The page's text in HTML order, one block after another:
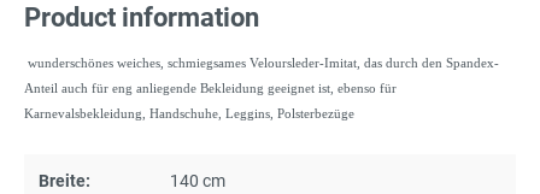
Product information
wunderschönes weiches, schmiegsames Veloursleder-Imitat, das durch den Spandex-
Anteil auch für eng anliegende Bekleidung geeignet ist, ebenso für
Karnevalsbekleidung, Handschuhe, Leggins, Polsterbezüge
Breite: 140 cm